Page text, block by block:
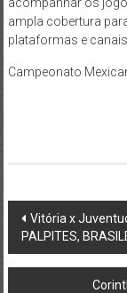
ampla cobertura
plataformas e canais.
Campeonato
Post
navigation
Vitória x
PALPITES,